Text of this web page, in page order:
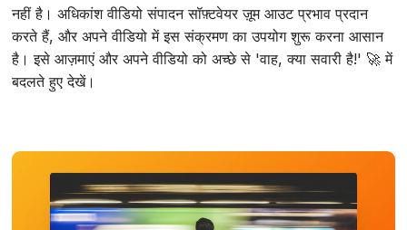
नहीं है। अधिकांश वीडियो संपादन सॉफ़्टवेयर ज़ूम आउट प्रभाव प्रदान
करते हैं, और अपने वीडियो में इस संक्रमण का उपयोग शुरू करना आसान
है। इसे आज़माएं और अपने वीडियो को अच्छे से 'वाह, क्या सवारी है!' 🚀 में
बदलते हुए देखें।